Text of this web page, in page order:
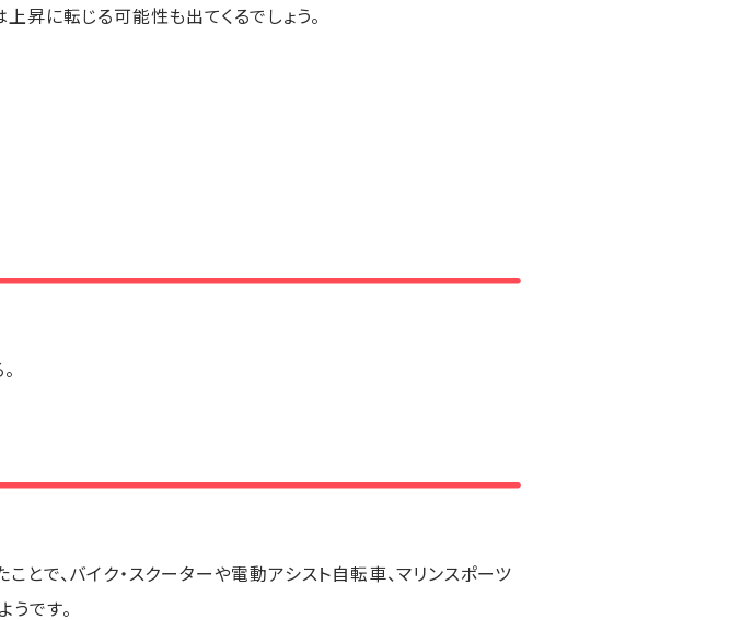
昇に転じる可能性も出てくるでしょう。
で、バイク・スクーターや電動アシスト自転車、マリンスポーツ
です。